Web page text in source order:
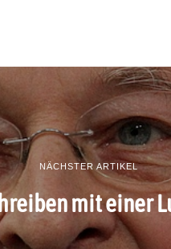
NÄCHSTER ARTIKEL
mit einer